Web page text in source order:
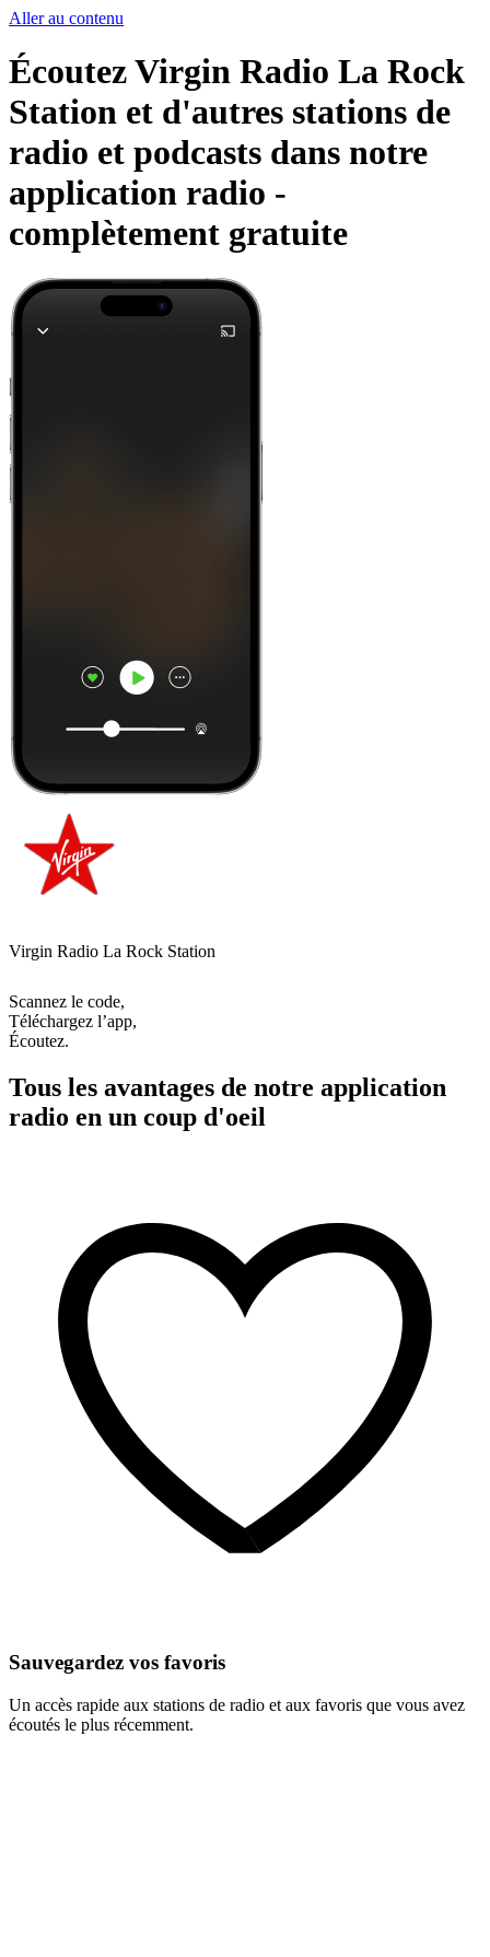
Aller au contenu
Écoutez Virgin Radio La Rock
Station et d'autres stations de
radio et podcasts dans notre
application radio -
complètement gratuite
Virgin Radio La Rock Station
Scannez le code,
Téléchargez l’app,
Écoutez.
Tous les avantages de notre application
radio en un coup d'oeil
Sauvegardez vos favoris
Un accès rapide aux stations de radio et aux favoris que vous avez
écoutés le plus récemment.